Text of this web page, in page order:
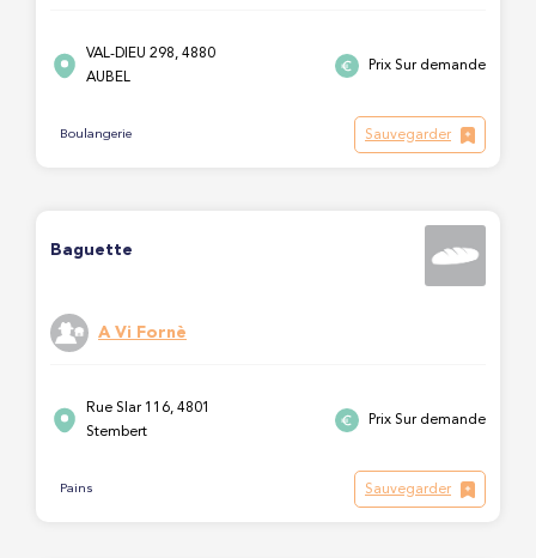
VAL-DIEU 298, 4880
AUBEL
Prix Sur demande
Boulangerie Sauvegarder
Baguette
A Vi Fornè
Rue Slar 116, 4801
Stembert
Prix Sur demande
Pains Sauvegarder